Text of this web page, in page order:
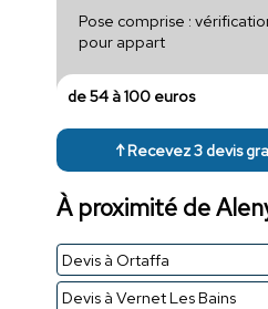
Pose comprise :
pour appart
de 54 à 100 euros
↑ Recevez 3 devis
À proximité de
Devis à Ortaffa
Devis à Vernet Les Bains